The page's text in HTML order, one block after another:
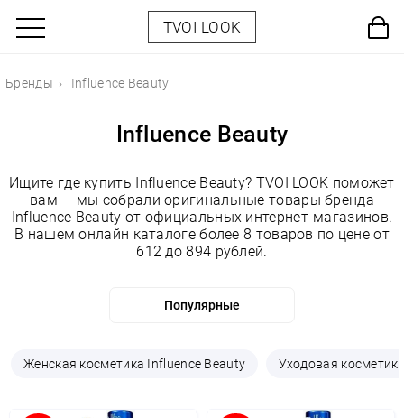
TVOI LOOK
Бренды Influence Beauty
Influence Beauty
Ищите где купить Influence Beauty? TVOI LOOK поможет
вам — мы собрали оригинальные товары бренда
Influence Beauty от официальных интернет-магазинов.
В нашем онлайн каталоге более 8 товаров по цене от
612 до 894 рублей.
Женская косметика Influence Beauty Уходовая